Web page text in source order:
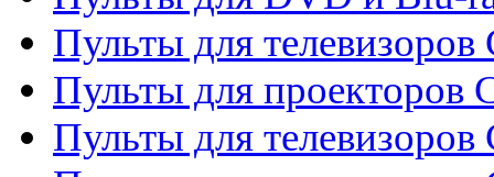
Пульты для телевизоров
Пульты для проекторов
Пульты для телевизоров